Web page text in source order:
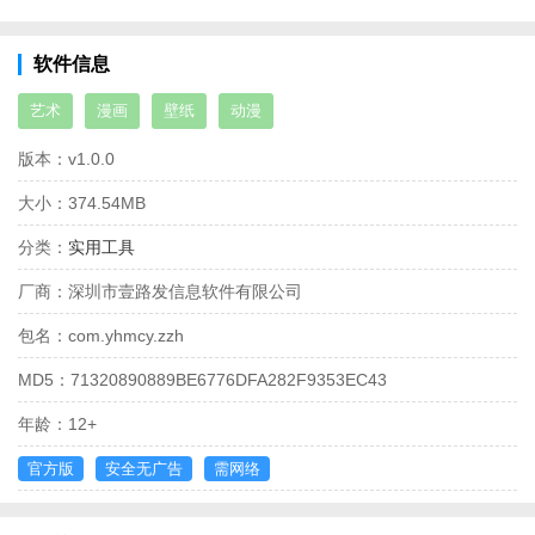
软件信息
艺术 漫画 壁纸 动漫
版本： v1.0.0
大小： 374.54MB
分类： 实用工具
厂商： 深圳市壹路发信息软件有限公司
包名： com.yhmcy.zzh
MD5： 71320890889BE6776DFA282F9353EC43
年龄： 12+
官方版 安全无广告 需网络